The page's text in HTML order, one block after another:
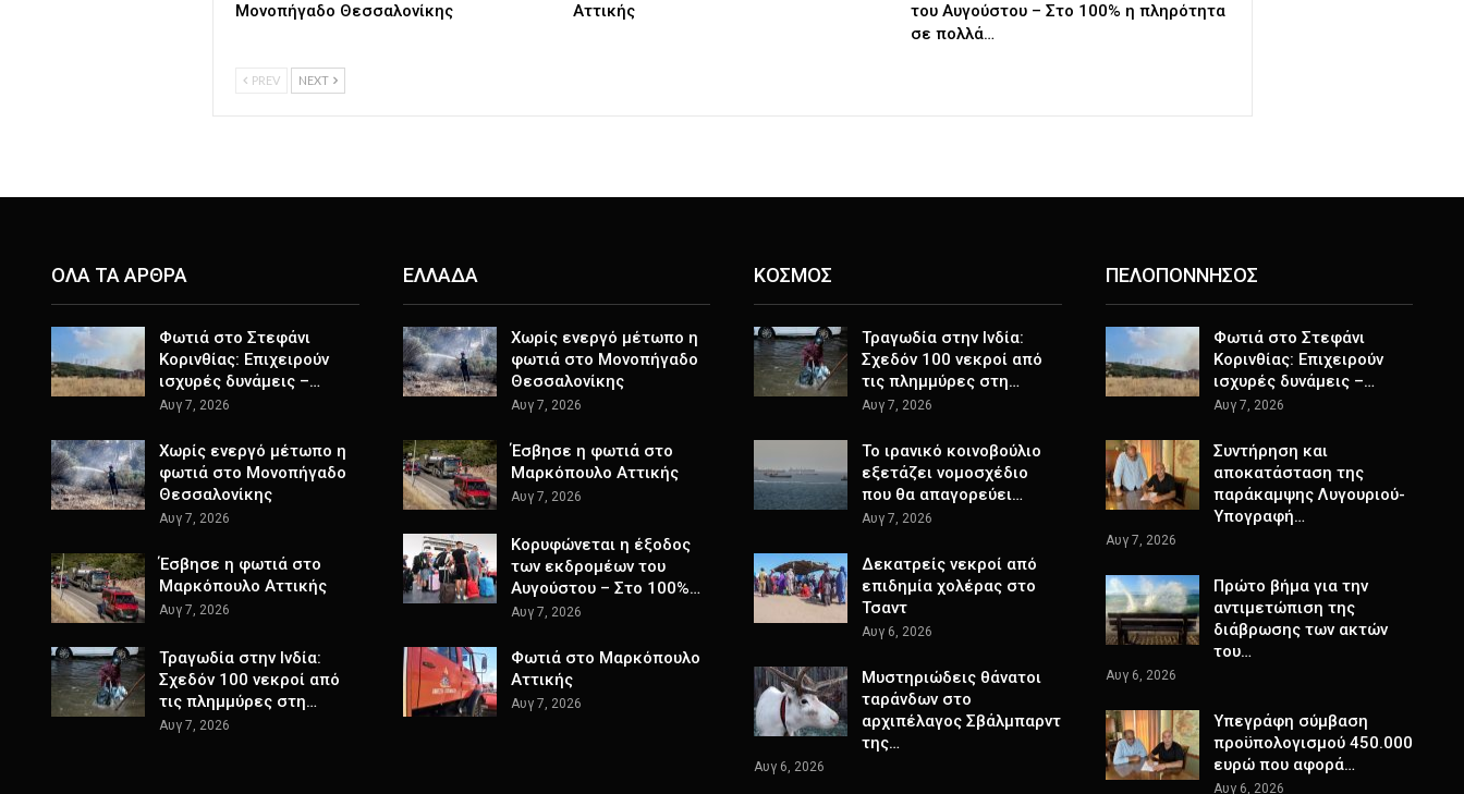
Μονοπήγαδο Θεσσαλονίκης
Αττικής
του Αυγούστου – Στο 100% η πληρότητα
σε πολλά…
PREV NEXT
ΟΛΑ ΤΑ ΑΡΘΡΑ
Φωτιά στο Στεφάνι
Κορινθίας: Επιχειρούν
ισχυρές δυνάμεις –…
Αυγ 7, 2026
Χωρίς ενεργό μέτωπο η
φωτιά στο Μονοπήγαδο
Θεσσαλονίκης
Αυγ 7, 2026
Έσβησε η φωτιά στο
Μαρκόπουλο Αττικής
Αυγ 7, 2026
Τραγωδία στην Ινδία:
Σχεδόν 100 νεκροί από
τις πλημμύρες στη…
Αυγ 7, 2026
ΕΛΛΑΔΑ
Χωρίς ενεργό μέτωπο η
φωτιά στο Μονοπήγαδο
Θεσσαλονίκης
Αυγ 7, 2026
Έσβησε η φωτιά στο
Μαρκόπουλο Αττικής
Αυγ 7, 2026
Κορυφώνεται η έξοδος
των εκδρομέων του
Αυγούστου – Στο 100%…
Αυγ 7, 2026
Φωτιά στο Μαρκόπουλο
Αττικής
Αυγ 7, 2026
ΚΟΣΜΟΣ
Τραγωδία στην Ινδία:
Σχεδόν 100 νεκροί από
τις πλημμύρες στη…
Αυγ 7, 2026
Το ιρανικό κοινοβούλιο
εξετάζει νομοσχέδιο
που θα απαγορεύει…
Αυγ 7, 2026
Δεκατρείς νεκροί από
επιδημία χολέρας στο
Τσαντ
Αυγ 6, 2026
Μυστηριώδεις θάνατοι
ταράνδων στο
αρχιπέλαγος Σβάλμπαρντ
της…
Αυγ 6, 2026
ΠΕΛΟΠΟΝΝΗΣΟΣ
Φωτιά στο Στεφάνι
Κορινθίας: Επιχειρούν
ισχυρές δυνάμεις –…
Αυγ 7, 2026
Συντήρηση και
αποκατάσταση της
παράκαμψης Λυγουριού-
Υπογραφή…
Αυγ 7, 2026
Πρώτο βήμα για την
αντιμετώπιση της
διάβρωσης των ακτών
του…
Αυγ 6, 2026
Υπεγράφη σύμβαση
προϋπολογισμού 450.000
ευρώ που αφορά…
Αυγ 6, 2026